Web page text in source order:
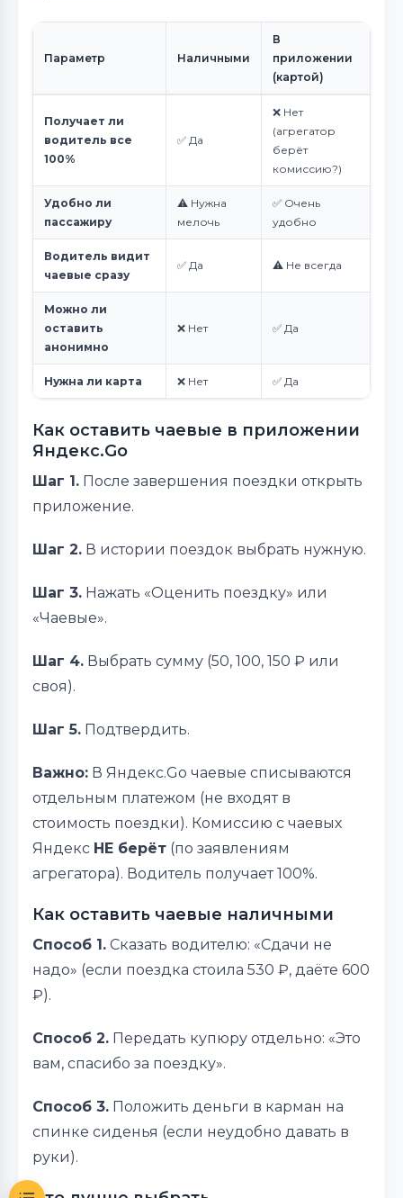
Параметр Наличными
В
приложении
(картой)
Получает ли
водитель все
100%
✅ Да
❌ Нет
(агрегатор
берёт
комиссию?)
Удобно ли
пассажиру
⚠️ Нужна
мелочь
✅ Очень
удобно
Водитель видит
чаевые сразу
✅ Да ⚠️ Не всегда
Можно ли
оставить
анонимно
❌ Нет ✅ Да
Нужна ли карта ❌ Нет ✅ Да
Как оставить чаевые в приложении
Яндекс.Go
Шаг 1. После завершения поездки открыть
приложение.
Шаг 2. В истории поездок выбрать нужную.
Шаг 3. Нажать «Оценить поездку» или
«Чаевые».
Шаг 4. Выбрать сумму (50, 100, 150 ₽ или
своя).
Шаг 5. Подтвердить.
Важно: В Яндекс.Go чаевые списываются
отдельным платежом (не входят в
стоимость поездки). Комиссию с чаевых
Яндекс НЕ берёт (по заявлениям
агрегатора). Водитель получает 100%.
Как оставить чаевые наличными
Способ 1. Сказать водителю: «Сдачи не
надо» (если поездка стоила 530 ₽, даёте 600
₽).
Способ 2. Передать купюру отдельно: «Это
вам, спасибо за поездку».
Способ 3. Положить деньги в карман на
спинке сиденья (если неудобно давать в
руки).